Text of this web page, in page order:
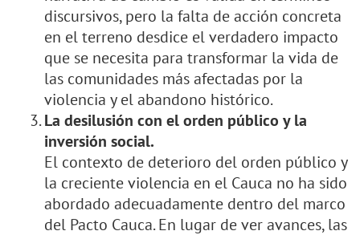
discursivos, pero la falta de acción concreta
en el terreno desdice el verdadero impacto
que se necesita para transformar la vida de
las comunidades más afectadas por la
violencia y el abandono histórico.
La desilusión con el orden público y la
inversión social.
El contexto de deterioro del orden público y
la creciente violencia en el Cauca no ha sido
abordado adecuadamente dentro del marco
del Pacto Cauca. En lugar de ver avances, las